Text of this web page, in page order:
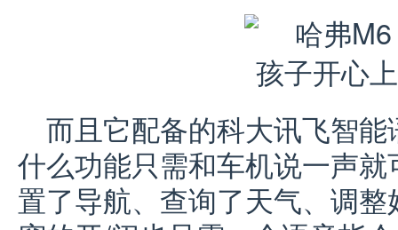
而且它配备的科大讯飞智
什么功能只需和车机说一声
置了导航、查询了天气、调